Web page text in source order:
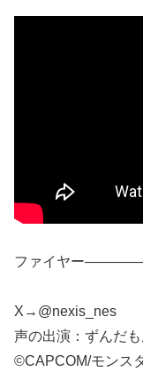
ファイヤー
X→@nexis_nes
声の出演：ずんだ
©CAPCOM/モンス